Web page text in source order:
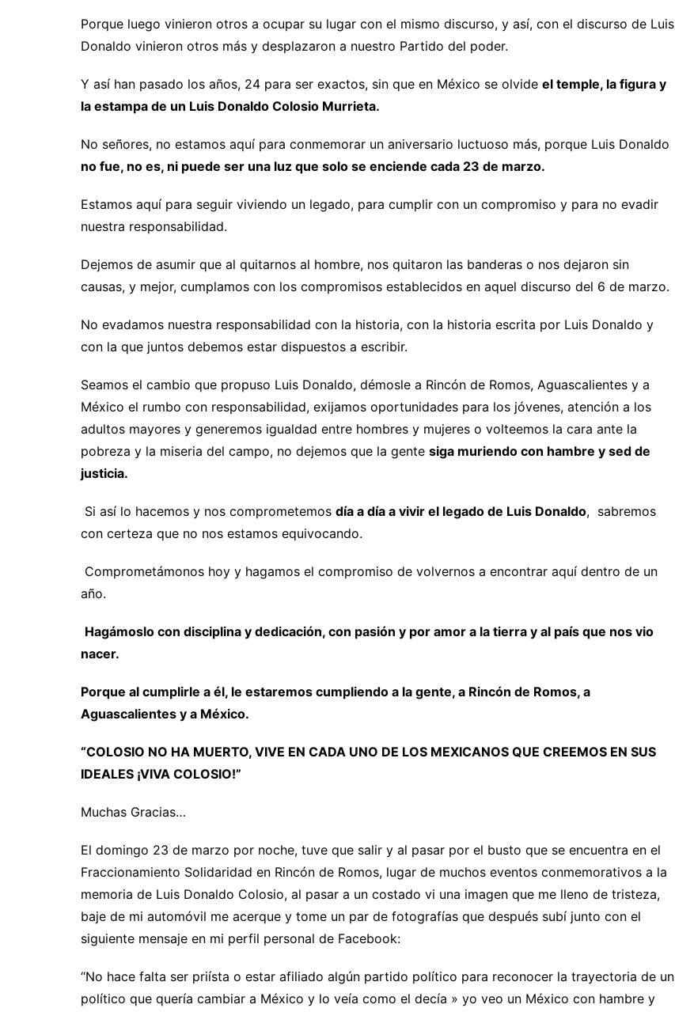
Porque luego vinieron otros a ocupar su lugar con el mismo discurso, y así, con el discurso de Luis
Donaldo vinieron otros más y desplazaron a nuestro Partido del poder.
Y así han pasado los años, 24 para ser exactos, sin que en México se olvide el temple, la figura y
la estampa de un Luis Donaldo Colosio Murrieta.
No señores, no estamos aquí para conmemorar un aniversario luctuoso más, porque Luis Donaldo
no fue, no es, ni puede ser una luz que solo se enciende cada 23 de marzo.
Estamos aquí para seguir viviendo un legado, para cumplir con un compromiso y para no evadir
nuestra responsabilidad.
Dejemos de asumir que al quitarnos al hombre, nos quitaron las banderas o nos dejaron sin
causas, y mejor, cumplamos con los compromisos establecidos en aquel discurso del 6 de marzo.
No evadamos nuestra responsabilidad con la historia, con la historia escrita por Luis Donaldo y
con la que juntos debemos estar dispuestos a escribir.
Seamos el cambio que propuso Luis Donaldo, démosle a Rincón de Romos, Aguascalientes y a
México el rumbo con responsabilidad, exijamos oportunidades para los jóvenes, atención a los
adultos mayores y generemos igualdad entre hombres y mujeres o volteemos la cara ante la
pobreza y la miseria del campo, no dejemos que la gente siga muriendo con hambre y sed de
justicia.
Si así lo hacemos y nos comprometemos día a día a vivir el legado de Luis Donaldo, sabremos
con certeza que no nos estamos equivocando.
Comprometámonos hoy y hagamos el compromiso de volvernos a encontrar aquí dentro de un
año.
Hagámoslo con disciplina y dedicación, con pasión y por amor a la tierra y al país que nos vio
nacer.
Porque al cumplirle a él, le estaremos cumpliendo a la gente, a Rincón de Romos, a
Aguascalientes y a México.
“COLOSIO NO HA MUERTO, VIVE EN CADA UNO DE LOS MEXICANOS QUE CREEMOS EN SUS
IDEALES ¡VIVA COLOSIO!”
Muchas Gracias…
El domingo 23 de marzo por noche, tuve que salir y al pasar por el busto que se encuentra en el
Fraccionamiento Solidaridad en Rincón de Romos, lugar de muchos eventos conmemorativos a la
memoria de Luis Donaldo Colosio, al pasar a un costado vi una imagen que me lleno de tristeza,
baje de mi automóvil me acerque y tome un par de fotografías que después subí junto con el
siguiente mensaje en mi perfil personal de Facebook:
“No hace falta ser priísta o estar afiliado algún partido político para reconocer la trayectoria de un
político que quería cambiar a México y lo veía como el decía » yo veo un México con hambre y